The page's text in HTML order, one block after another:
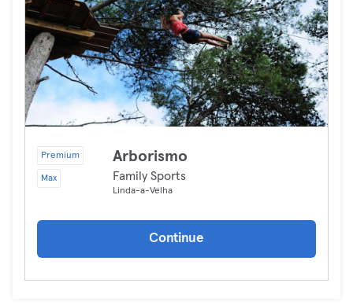
Premium
Max
Arborismo
Family Sports
Linda-a-Velha
Continue